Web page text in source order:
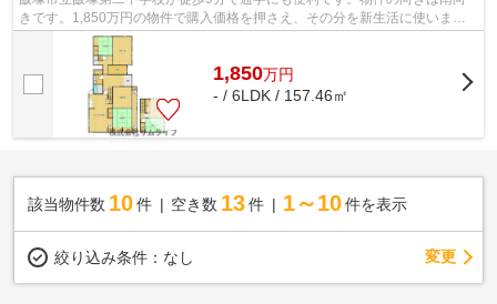
きです。1,850万円の物件で購入価格を押さえ、その分を新生活に使いまし
ょう。一戸建て情報が豊富なサムライフ...
1,850万円
- / 6LDK / 157.46㎡
該当物件数 10件 空き数 13 件 1～10 件を表示
絞り込み条件： なし 変更